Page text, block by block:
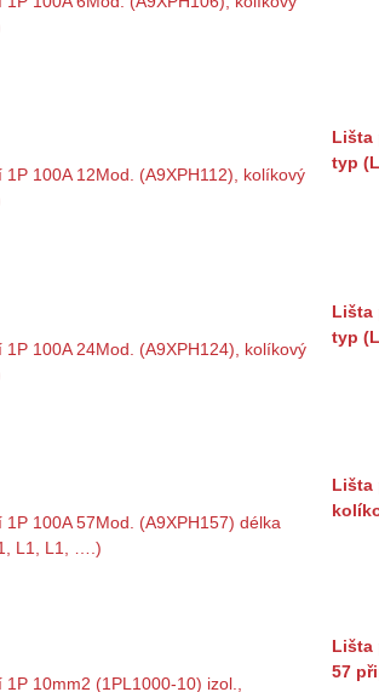
Lišta
typ
Lišta
typ
Lišta
Lišta
57